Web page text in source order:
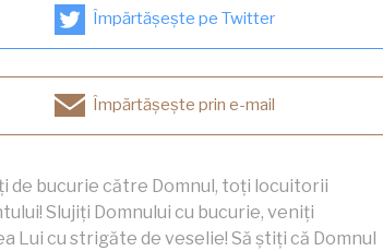
Împărtășește pe Twitter
Împărtășește prin e-mail
de bucurie către Domnul, toți locuitorii
Slujiți Domnului cu bucurie, veniți
Lui cu strigăte de veselie! Să știți că Domnul